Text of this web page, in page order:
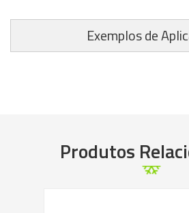
Exemplos de
Produtos